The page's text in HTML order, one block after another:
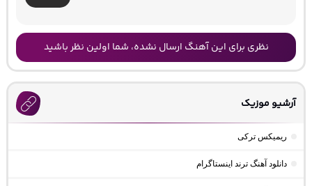
نظری برای این آهنگ ارسال نشده، شما اولین نظر باشید
آرشیو موزیک
ریمیکس ترکی
دانلود آهنگ ترند اینستاگرام